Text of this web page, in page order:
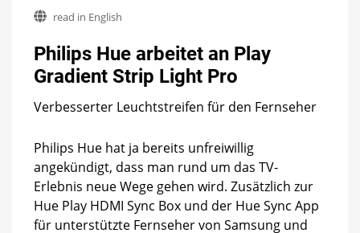
an
Light
read in English
Philips Hue arbeitet an Play
Gradient Strip Light Pro
Verbesserter Leuchtstreifen für den Fernseher
Philips Hue hat ja bereits unfreiwillig
angekündigt, dass man rund um das TV-
Erlebnis neue Wege gehen wird. Zusätzlich zur
Hue Play HDMI Sync Box und der Hue Sync App
für unterstützte Fernseher von Samsung und